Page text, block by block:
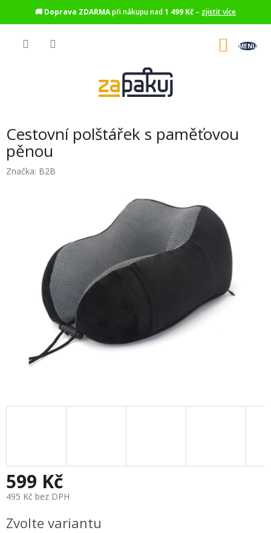
🚚 Doprava ZDARMApři nákupu nad1 499 Kč – zjistit více
Cestovní polštářek s paměťovou
pěnou
Značka: B2B
599 Kč
495 Kč bez DPH
cena:
Zvolte variantu